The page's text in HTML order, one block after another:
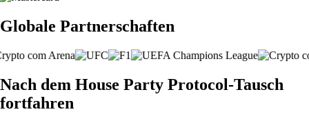
Globale Partnerschaften
Nach dem House Party Protocol-Tausch
fortfahren